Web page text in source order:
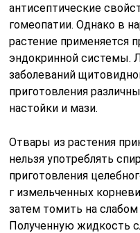
антисептические
гомеопатии. Однако в
растение применяется
эндокринной системы.
заболеваний
приготовления
настойки и мази.
Отвары из растения
нельзя употреблять
приготовления
г измельченных
затем томить на
Полученную жидкость